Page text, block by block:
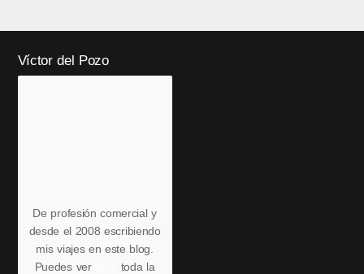
Víctor del Pozo
De profesión comercial y
desde el 2008 escribiendo
mis viajes en este blog.
Puedes ver
toda la